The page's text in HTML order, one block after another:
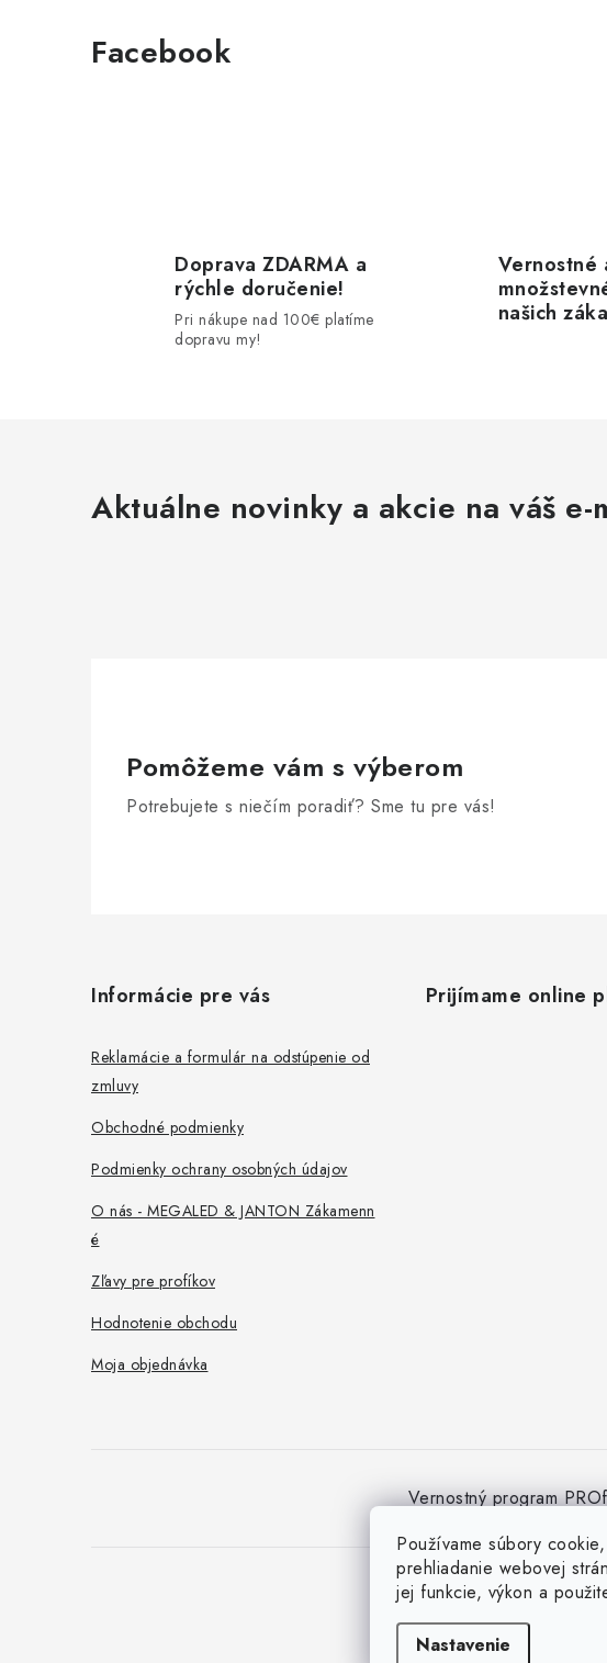
Používame súbory
prehliadanie webovej
jej funkcie, výkon a
Nastavenie
Facebook
Doprava ZDARMA a
rýchle doručenie!
Pri nákupe nad 100€ platíme
dopravu my!
Vernostné
našich
Aktuálne novinky a akcie na váš e-
Pomôžeme vám s výberom
Potrebujete s niečím poradiť? Sme tu pre vás!
Informácie pre vás
Reklamácie a formulár na odstúpenie od
zmluvy
Obchodné podmienky
Podmienky ochrany osobných údajov
O nás - MEGALED & JANTON Zákamenn
é
Zľavy pre profíkov
Hodnotenie obchodu
Moja objednávka
Prijímame online
Vernostný program